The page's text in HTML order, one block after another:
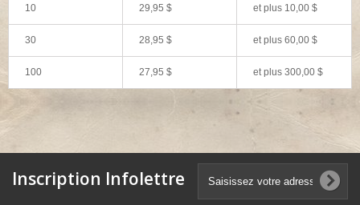
10 29,95 $ et plus 10,00 $
30 28,95 $ et plus 60,00 $
100 27,95 $ et plus 300,00 $
Inscription Infolettre